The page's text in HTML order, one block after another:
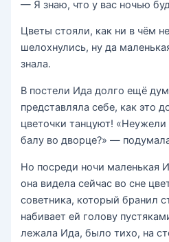
— Я знаю, что у вас ночью
Цветы стояли, как ни в чём
шелохнулись, ну да
знала.
В постели Ида долго ещё
представляла себе, как это
цветочки танцуют!
балу во дворце?» —
Но посреди ночи маленькая
она видела сейчас во сне
советника, который бранил
набивает ей голову
лежала Ида, было тихо, на